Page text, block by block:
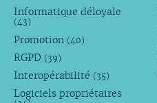
Informatique déloyale
(43)
Promotion (40)
RGPD (39)
Interopérabilité (35)
Logiciels propriétaires